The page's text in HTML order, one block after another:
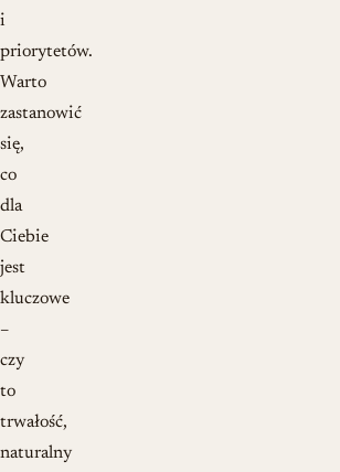
i
priorytetów.
Warto
zastanowić
się,
co
dla
Ciebie
jest
kluczowe
–
czy
to
trwałość,
naturalny